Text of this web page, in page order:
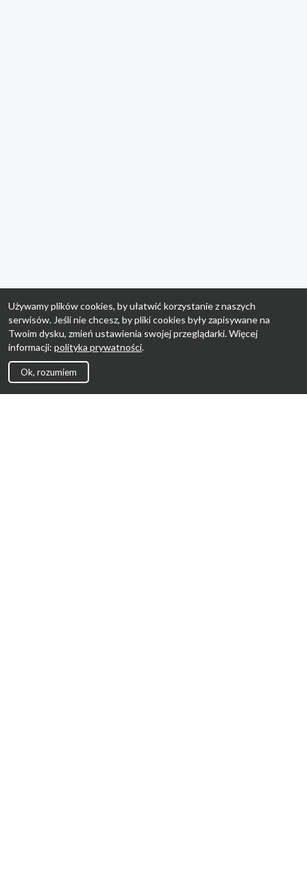
Używamy plików cookies, by ułatwić korzystanie z naszych
serwisów. Jeśli nie chcesz, by pliki cookies były zapisywane na
Twoim dysku, zmień ustawienia swojej przeglądarki. Więcej
informacji: polityka prywatności.
Ok, rozumiem